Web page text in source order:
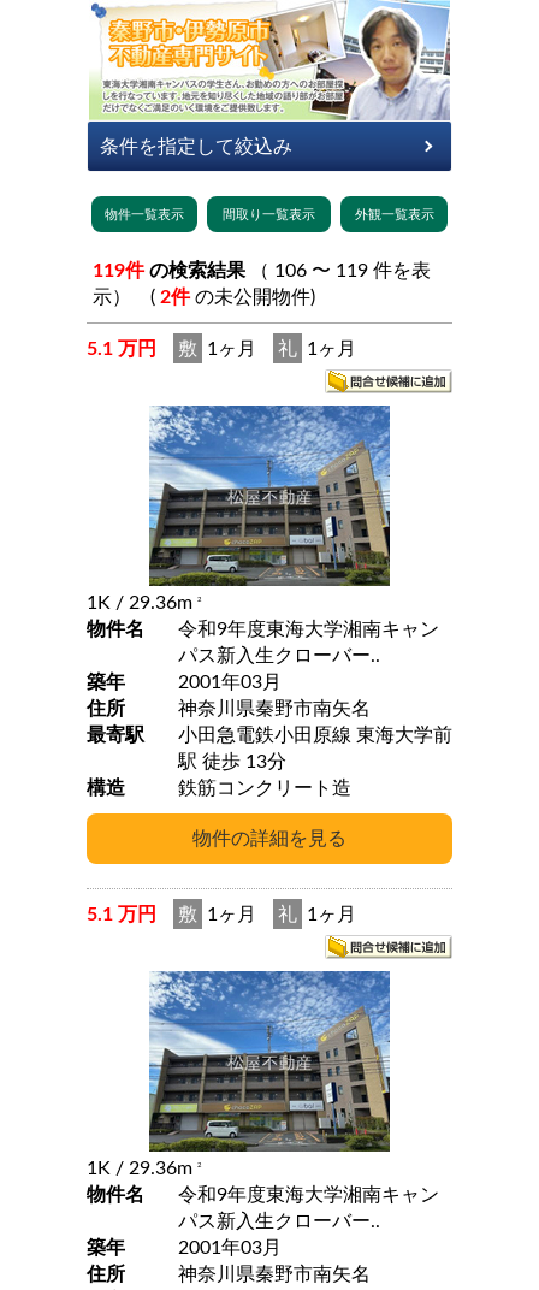
119件 の検索結果
示） ( 2件 の未公開物件)
5.1 万円 敷 1ヶ月 礼 1ヶ月
1K / 29.36m 2
物件名
令和9年度東海大学湘南キャン
パス新入生クローバー..
築年
2001年03月
住所
神奈川県秦野市南矢名
最寄駅
小田急電鉄小田原線 東海大学前
駅 徒歩 13分
構造
鉄筋コンクリート造
5.1 万円 敷 1ヶ月 礼 1ヶ月
1K / 29.36m 2
物件名
令和9年度東海大学湘南キャン
パス新入生クローバー..
築年
2001年03月
住所
神奈川県秦野市南矢名